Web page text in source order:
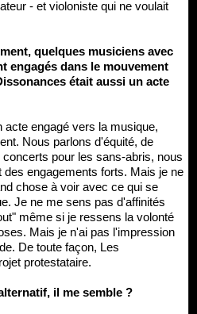
- et violoniste qui ne voulait
quelques musiciens avec
engagés dans le mouvement
était aussi un acte
acte engagé vers la musique,
Nous parlons d'équité, de
pour les sans-abris, nous
des engagements forts. Mais je ne
chose à voir avec ce qui se
Je ne me sens pas d'affinités
même si je ressens la volonté
Mais je n'ai pas l'impression
De toute façon, Les
protestataire.
il me semble ?